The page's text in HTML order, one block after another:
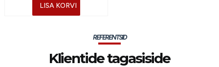
LISA KORVI
REFERENTSID
Klientide tagasiside